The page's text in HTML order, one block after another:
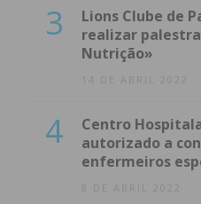
3
Lions Clube de
realizar
Nutrição»
14 DE ABRIL 2022
4
Centro
autorizado a
enfermeiros
8 DE ABRIL 2022